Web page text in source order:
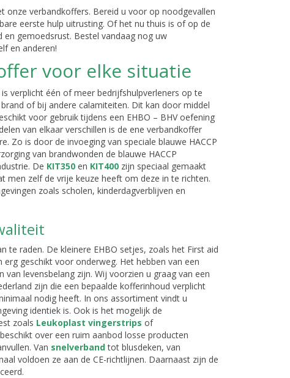
onze verbandkoffers. Bereid u voor op noodgevallen
eerste hulp uitrusting. Of het nu thuis is of op de
en gemoedsrust. Bestel vandaag nog uw
en anderen!
voor elke situatie
verplicht één of meer bedrijfshulpverleners op te
of bij andere calamiteiten. Dit kan door middel
voor gebruik tijdens een EHBO – BHV oefening
van elkaar verschillen is de ene verbandkoffer
Zo is door de invoeging van speciale blauwe HACCP
van brandwonden de blauwe HACCP
De KIT350 en KIT400 zijn speciaal gemaakt
men zelf de vrije keuze heeft om deze in te richten.
zoals scholen, kinderdagverblijven en
te raden. De kleinere EHBO setjes, zoals het First aid
geschikt voor onderweg. Het hebben van een
levensbelang zijn. Wij voorzien u graag van een
zijn die een bepaalde kofferinhoud verplicht
nodig heeft. In ons assortiment vindt u
identiek is. Ook is het mogelijk de
zoals Leukoplast vingerstrips of
over een ruim aanbod losse producten
Van snelverbandtot blusdeken, van
voldoen ze aan de CE-richtlijnen. Daarnaast zijn de